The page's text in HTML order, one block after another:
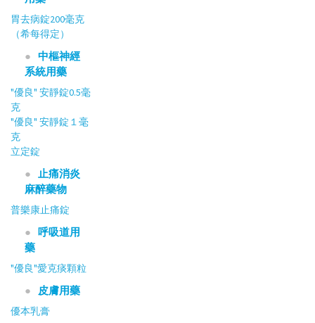
胃去病錠200毫克
（希每得定）
中樞神經
系統用藥
"優良" 安靜錠0.5毫
克
"優良" 安靜錠１毫
克
立定錠
止痛消炎
麻醉藥物
普樂康止痛錠
呼吸道用
藥
"優良"愛克痰顆粒
皮膚用藥
優本乳膏